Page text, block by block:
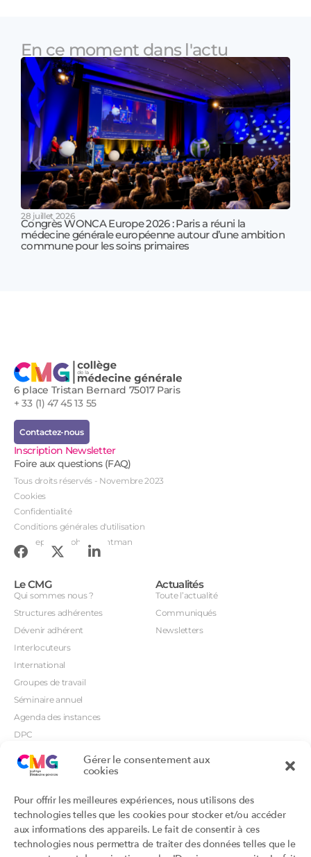
Gérer le consentement aux
cookies
Pour offrir les meilleures expériences, nous utilisons des
technologies telles que les cookies pour stocker et/ou accéder
aux informations des appareils. Le fait de consentir à ces
technologies nous permettra de traiter des données telles que le
En ce moment dans l'actu
28 juillet 2026
Congrès WONCA Europe 2026 : Paris a réuni la
médecine générale européenne autour d’une ambition
commune pour les soins primaires
6 place Tristan Bernard 75017 Paris
+ 33 (1) 47 45 13 55
Contactez-nous
Inscription Newsletter
Foire aux questions (FAQ)
Tous droits réservés - Novembre 2023
Cookies
Confidentialité
Conditions générales d'utilisation
Conception : John Brightman
Le CMG
Qui sommes nous ?
Structures adhérentes
Dévenir adhérent
Interlocuteurs
International
Groupes de travail
Séminaire annuel
Agenda des instances
DPC
CSI
Orientations prioritaires
Actualités
Toute l’actualité
Communiqués
Newsletters
Productions
Productions du Collège
Productions des structures
adhérentes
Portails
Annuaire DU/DIU
Archimede.fr
Ebmfrance.net